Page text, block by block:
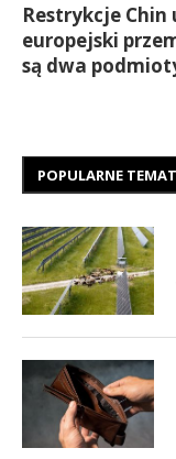
Restrykcje Chin
europejski
są dwa
POPULARNE